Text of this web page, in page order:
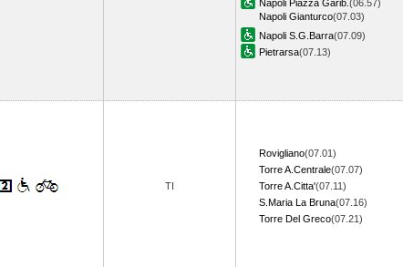
Napoli Piazza Garib. (06.57)
Napoli Gianturco(07.03)
Napoli S.G.Barra(07.09)
Pietrarsa(07.13)
TI
Rovigliano(07.01)
Torre A.Centrale(07.07)
Torre A.Citta'(07.11)
S.Maria La Bruna(07.16)
Torre Del Greco(07.21)